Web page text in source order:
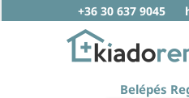
to
+36 30 637 9045
Belépés